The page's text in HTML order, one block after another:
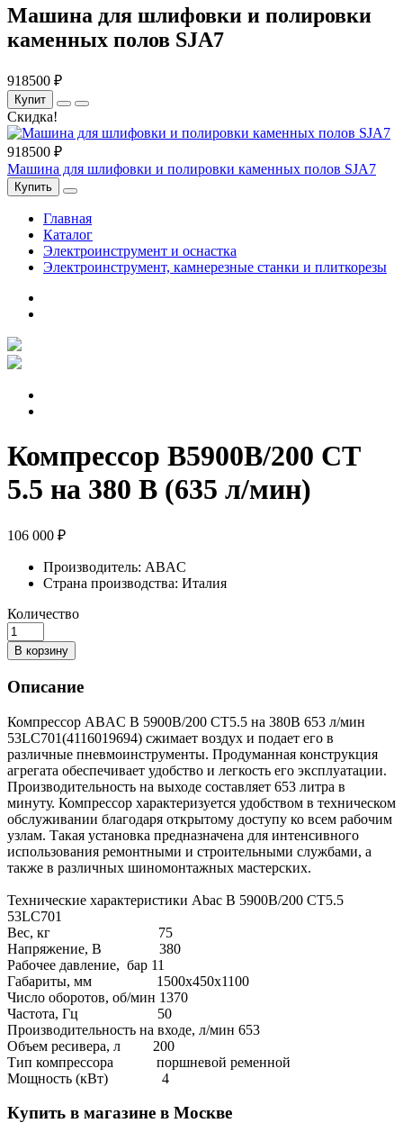
Машина для шлифовки и полировки
каменных полов SJA7
918500 ₽
Купит
Скидка!
918500 ₽
Машина для шлифовки и полировки каменных полов SJA7
Купить
Главная
Каталог
Электроинструмент и оснастка
Электроинструмент, камнерезные станки и плиткорезы
Компрессор B5900B/200 СТ
5.5 на 380 В (635 л/мин)
106 000 ₽
Производитель: ABAC
Страна производства: Италия
Количество
В корзину
Описание
Компрессор ABAC B 5900B/200 CT5.5 на 380В 653 л/мин
53LC701(4116019694) сжимает воздух и подает его в
различные пневмоинструменты. Продуманная конструкция
агрегата обеспечивает удобство и легкость его эксплуатации.
Производительность на выходе составляет 653 литра в
минуту. Компрессор характеризуется удобством в техническом
обслуживании благодаря открытому доступу ко всем рабочим
узлам. Такая установка предназначена для интенсивного
использования ремонтными и строительными службами, а
также в различных шиномонтажных мастерских.
Технические характеристики Abac B 5900B/200 CT5.5
53LC701
Вес, кг 75
Напряжение, В 380
Рабочее давление, бар 11
Габариты, мм 1500х450х1100
Число оборотов, об/мин 1370
Частота, Гц 50
Производительность на входе, л/мин 653
Объем ресивера, л 200
Тип компрессора поршневой ременной
Мощность (кВт) 4
Купить в магазине в Москве